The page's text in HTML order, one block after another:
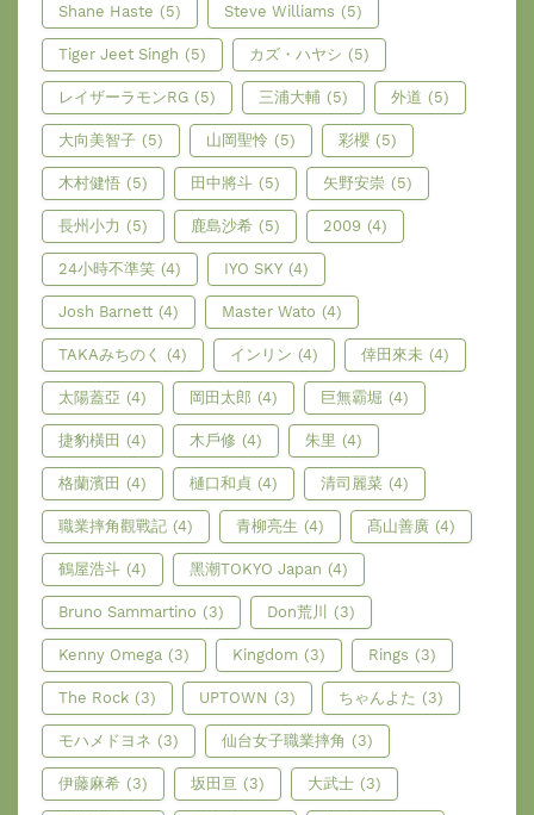
Shane Haste (5) Steve Williams (5)
Tiger Jeet Singh (5) カズ・ハヤシ (5)
レイザーラモンRG (5) 三浦大輔 (5) 外道 (5)
大向美智子 (5) 山岡聖怜 (5) 彩櫻 (5)
木村健悟 (5) 田中將斗 (5) 矢野安崇 (5)
長州小力 (5) 鹿島沙希 (5) 2009 (4)
24小時不準笑 (4) IYO SKY (4)
Josh Barnett (4) Master Wato (4)
TAKAみちのく (4) インリン (4) 倖田來未 (4)
太陽蓋亞 (4) 岡田太郎 (4) 巨無霸堀 (4)
捷豹橫田 (4) 木戶修 (4) 朱里 (4)
格蘭濱田 (4) 樋口和貞 (4) 清司麗菜 (4)
職業摔角觀戰記 (4) 青柳亮生 (4) 髙山善廣 (4)
鶴屋浩斗 (4) 黑潮TOKYO Japan (4)
Bruno Sammartino (3) Don荒川 (3)
Kenny Omega (3) Kingdom (3) Rings (3)
The Rock (3) UPTOWN (3) ちゃんよた (3)
モハメドヨネ (3) 仙台女子職業摔角 (3)
伊藤麻希 (3) 坂田亘 (3) 大武士 (3)